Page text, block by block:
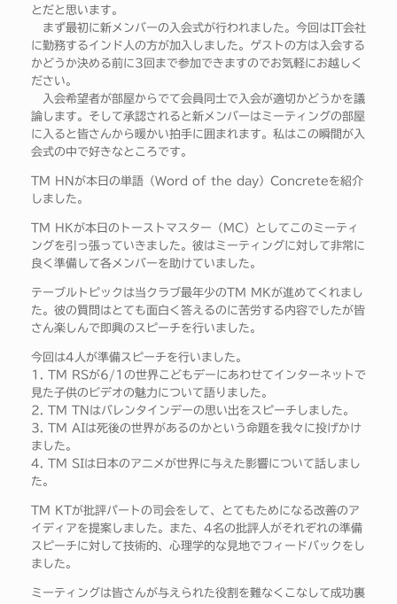
とだと思います。
まず最初に新メンバーの入会式が行われました。今回はIT会社
に勤務するインド人の方が加入しました。ゲストの方は入会する
かどうか決める前に3回まで参加できますのでお気軽にお越しく
ださい。
入会希望者が部屋からでて会員同士で入会が適切かどうかを議
論します。そして承認されると新メンバーはミーティングの部屋
に入ると皆さんから暖かい拍手に囲まれます。私はこの瞬間が入
会式の中で好きなところです。
TM HNが本日の単語（Word of the day）Concreteを紹介
しました。
TM HKが本日のトーストマスター（MC）としてこのミーティ
ングを引っ張っていきました。彼はミーティングに対して非常に
良く準備して各メンバーを助けていました。
テーブルトピックは当クラブ最年少のTM MKが進めてくれまし
た。彼の質問はとても面白く答えるのに苦労する内容でしたが皆
さん楽しんで即興のスピーチを行いました。
今回は4人が準備スピーチを行いました。
1. TM RSが6/1の世界こどもデーにあわせてインターネットで
見た子供のビデオの魅力について語りました。
2. TM TNはバレンタインデーの思い出をスピーチしました。
3. TM AIは死後の世界があるのかという命題を我々に投げかけ
ました。
4. TM SIは日本のアニメが世界に与えた影響について話しまし
た。
TM KTが批評パートの司会をして、とてもためになる改善のア
イディアを提案しました。また、4名の批評人がそれぞれの準備
スピーチに対して技術的、心理学的な見地でフィードバックをし
ました。
ミーティングは皆さんが与えられた役割を難なくこなして成功裏